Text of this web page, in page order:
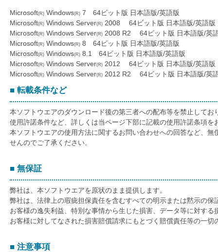
Microsoft(R) Windows(R) 7 64ビット版 日本語版/英語版
Microsoft(R) Windows Server(R) 2008 64ビット版 日本語版/英語版
Microsoft(R) Windows Server(R) 2008 R2 64ビット版 日本語版/英
Microsoft(R) Windows(R) 8 64ビット版 日本語版/英語版
Microsoft(R) Windows(R) 8.1 64ビット版 日本語版/英語版
Microsoft(R) Windows Server(R) 2012 64ビット版 日本語版/英語版
Microsoft(R) Windows Server(R) 2012 R2 64ビット版 日本語版/英
■ 転載条件など
本ソフトウエアのダウンロード後の第三者への配布等を禁止してお
使用許諾条件など、詳しくは当ページ下部に記載の使用許諾条項を
本ソフトウエアの使用方法に関するお問い合わせへの回答など、
せんのでご了承ください。
■ 無保証
弊社は、本ソフトウエアを原状のまま提供します。
弊社は、法律上の瑕疵担保責任を含むすべての明示または黙示の
お客様の逸失利益、特別な事情から生じた損害、データ等に対す
お客様に対してなされた損害賠償請求にもとづく賠償責任等の一切
■ 注意事項